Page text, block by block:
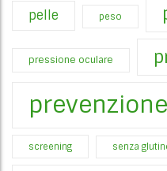
pelle peso
pressione oculare
prevenzione
screening senza